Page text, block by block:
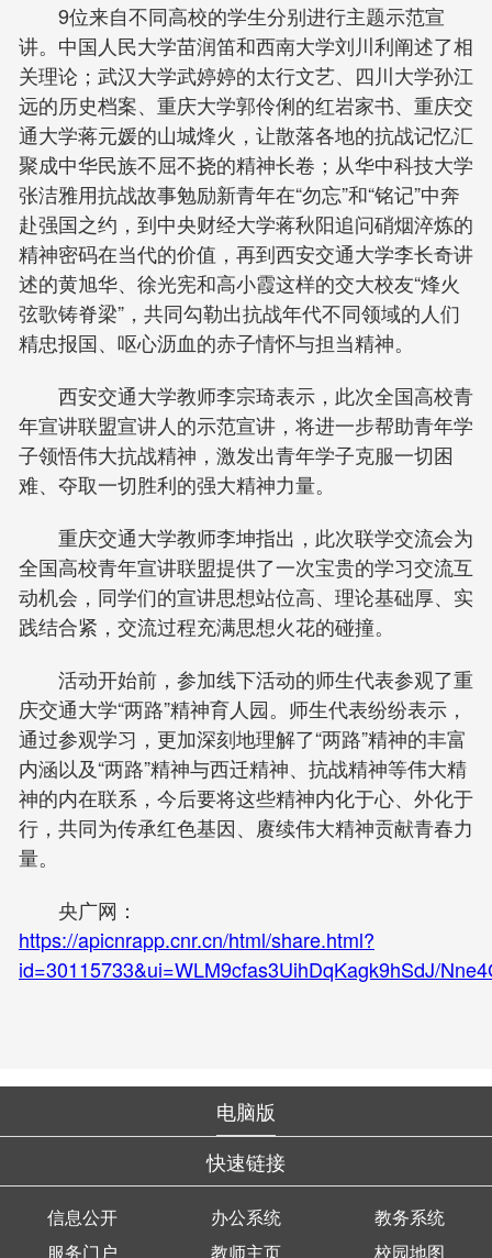
9位来自不同高校的学生分别进行主题示范宣
讲。中国人民大学苗润笛和西南大学刘川利阐述了相
关理论；武汉大学武婷婷的太行文艺、四川大学孙江
远的历史档案、重庆大学郭伶俐的红岩家书、重庆交
通大学蒋元媛的山城烽火，让散落各地的抗战记忆汇
聚成中华民族不屈不挠的精神长卷；从华中科技大学
张洁雅用抗战故事勉励新青年在“勿忘”和“铭记”中奔
赴强国之约，到中央财经大学蒋秋阳追问硝烟淬炼的
精神密码在当代的价值，再到西安交通大学李长奇讲
述的黄旭华、徐光宪和高小霞这样的交大校友“烽火
弦歌铸脊梁”，共同勾勒出抗战年代不同领域的人们
精忠报国、呕心沥血的赤子情怀与担当精神。
西安交通大学教师李宗琦表示，此次全国高校青
年宣讲联盟宣讲人的示范宣讲，将进一步帮助青年学
子领悟伟大抗战精神，激发出青年学子克服一切困
难、夺取一切胜利的强大精神力量。
重庆交通大学教师李坤指出，此次联学交流会为
全国高校青年宣讲联盟提供了一次宝贵的学习交流互
动机会，同学们的宣讲思想站位高、理论基础厚、实
践结合紧，交流过程充满思想火花的碰撞。
活动开始前，参加线下活动的师生代表参观了重
庆交通大学“两路”精神育人园。师生代表纷纷表示，
通过参观学习，更加深刻地理解了“两路”精神的丰富
内涵以及“两路”精神与西迁精神、抗战精神等伟大精
神的内在联系，今后要将这些精神内化于心、外化于
行，共同为传承红色基因、赓续伟大精神贡献青春力
量。
央广网：
https://apicnrapp.cnr.cn/html/share.html?
id=30115733&ui=WLM9cfas3UihDqKagk9hSdJ/
电脑版
快速链接
信息公开 办公系统
教务系统
服务门户
教师主页 校园地图